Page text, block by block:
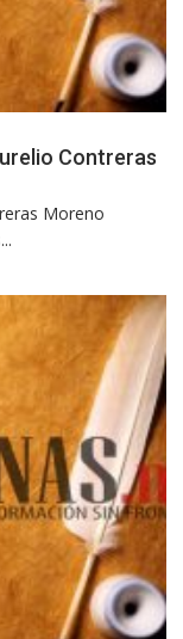
Contreras
Moreno